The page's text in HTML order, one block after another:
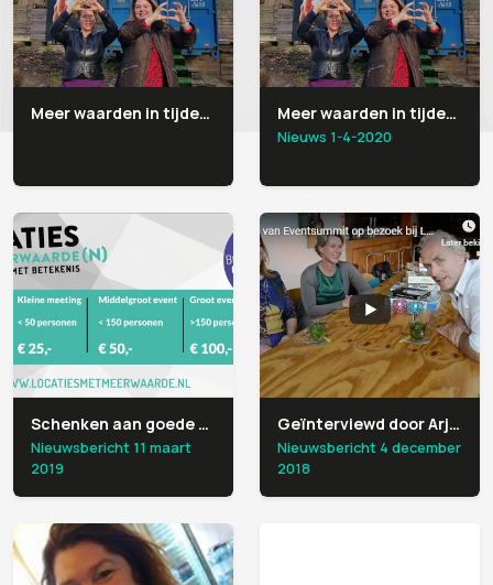
Meer waarden in tijden van corona, deel 2 Meer waarden in tijden van Corona, deel 1
Nieuws 1-4-2020
Schenken aan goede doelen wordt nog leuker!
Nieuwsbericht 11 maart
2019
Geïnterviewd door Arjen van Eventsummit
Nieuwsbericht 4 december
2018